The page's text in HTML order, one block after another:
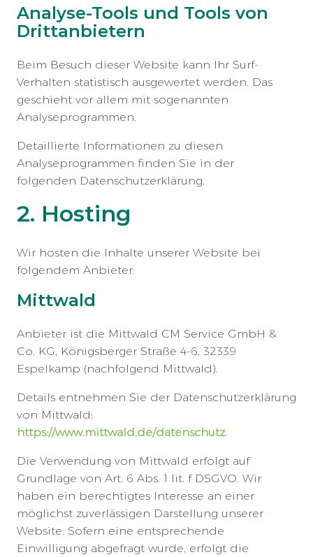
Analyse-Tools und Tools von
Dritt­anbietern
Beim Besuch dieser Website kann Ihr Surf-
Verhalten statistisch ausgewertet werden. Das
geschieht vor allem mit sogenannten
Analyseprogrammen.
Detaillierte Informationen zu diesen
Analyseprogrammen finden Sie in der
folgenden Datenschutzerklärung.
2. Hosting
Wir hosten die Inhalte unserer Website bei
folgendem Anbieter:
Mittwald
Anbieter ist die Mittwald CM Service GmbH &
Co. KG, Königsberger Straße 4-6, 32339
Espelkamp (nachfolgend Mittwald).
Details entnehmen Sie der Datenschutzerklärung
von Mittwald:
https://www.mittwald.de/datenschutz
Die Verwendung von Mittwald erfolgt auf
Grundlage von Art. 6 Abs. 1 lit. f DSGVO. Wir
haben ein berechtigtes Interesse an einer
möglichst zuverlässigen Darstellung unserer
Website. Sofern eine entsprechende
Einwilligung abgefragt wurde, erfolgt die